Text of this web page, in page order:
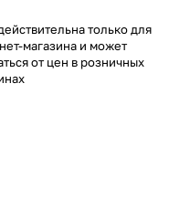
только для
магазина и может
от цен в розничных